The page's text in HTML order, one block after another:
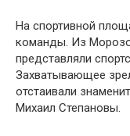
На спортивной
команды. Из
представляли
Захватывающее
отстаивали
Михаил Степановы.